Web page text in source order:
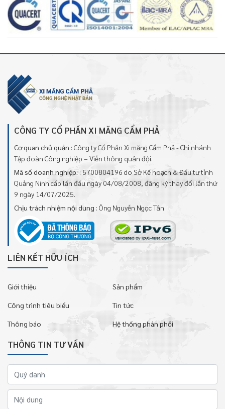
CÔNG TY CỔ PHẦN XI MĂNG CẨM PHẢ
Cơ quan chủ quản : Công ty Cổ Phần Xi măng Cẩm Phả - Chi nhánh
Tập đoàn Công nghiệp – Viễn thông quân đội.
Mã số doanh nghiệp: : 5700804196 do Sở Kế hoạch & Đầu tư tỉnh
Quảng Ninh cấp lần đầu ngày 04/08/2008, đăng ký thay đổi lần thứ
9 ngày 14/07/2025.
Chịu trách nhiệm nội dung : Ông Nguyễn Ngọc Tân
LIÊN KẾT HỮU ÍCH
Giới thiệu Sản phẩm
Công trình tiêu biểu Tin tức
Thông báo Hệ thống phân phối
THÔNG TIN TƯ VẤN